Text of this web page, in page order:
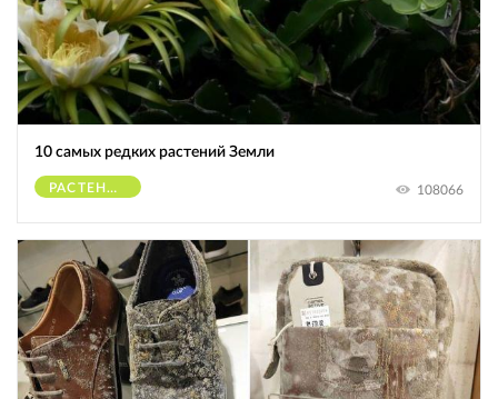
10 самых редких растений Земли
РАСТЕНИЯ 108066